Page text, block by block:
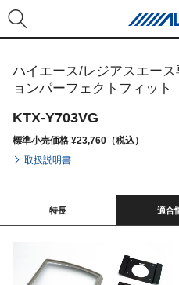
ハイエース/レジアスエー
ョンパーフェクトフィット
KTX-Y703VG
標準小売価格 ¥23,760（税込）
取扱説明書
特長 適合